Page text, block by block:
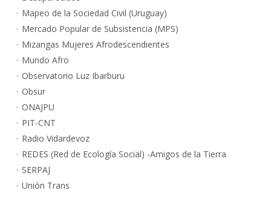
Mapeo de la Sociedad Civil (Uruguay)
Mercado Popular de Subsistencia (MPS)
Mizangas Mujeres Afrodescendientes
Mundo Afro
Observatorio Luz Ibarburu
Obsur
ONAJPU
PIT-CNT
Radio Vidardevoz
REDES (Red de Ecología Social) -Amigos de la Tierra
SERPAJ
Unión Trans